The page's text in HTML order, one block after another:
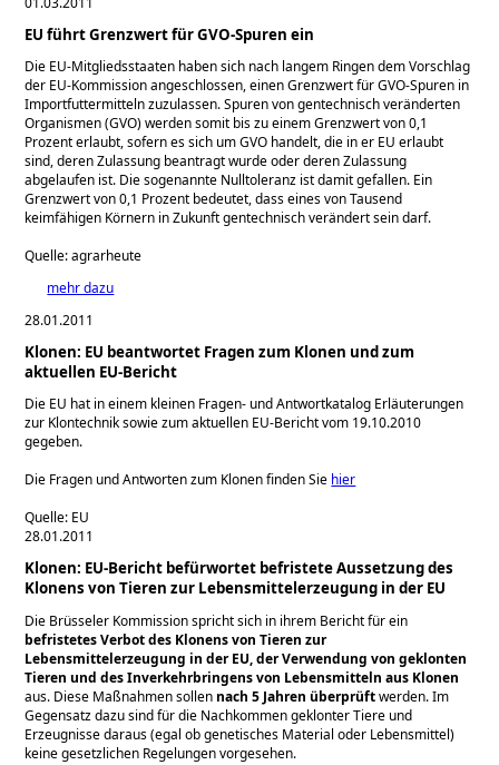
EU führt Grenzwert für GVO-Spuren ein
Die EU-Mitgliedsstaaten haben sich nach langem Ringen dem Vorschlag
der EU-Kommission angeschlossen, einen Grenzwert für GVO-Spuren in
Importfuttermitteln zuzulassen. Spuren von gentechnisch veränderten
Organismen (GVO) werden somit bis zu einem Grenzwert von 0,1
Prozent erlaubt, sofern es sich um GVO handelt, die in er EU erlaubt
sind, deren Zulassung beantragt wurde oder deren Zulassung
abgelaufen ist. Die sogenannte Nulltoleranz ist damit gefallen. Ein
Grenzwert von 0,1 Prozent bedeutet, dass eines von Tausend
keimfähigen Körnern in Zukunft gentechnisch verändert sein darf.
Quelle: agrarheute
mehr dazu
28.01.2011
Klonen: EU beantwortet Fragen zum Klonen und zum
aktuellen EU-Bericht
Die EU hat in einem kleinen Fragen- und Antwortkatalog Erläuterungen
zur Klontechnik sowie zum aktuellen EU-Bericht vom 19.10.2010
gegeben.
Die Fragen und Antworten zum Klonen finden Sie hier
Quelle: EU
28.01.2011
Klonen: EU-Bericht befürwortet befristete Aussetzung des
Klonens von Tieren zur Lebensmittelerzeugung in der EU
Die Brüsseler Kommission spricht sich in ihrem Bericht für ein
befristetes Verbot des Klonens von Tieren zur
Lebensmittelerzeugung in der EU, der Verwendung von geklonten
Tieren und des Inverkehrbringens von Lebensmitteln aus Klonen
aus. Diese Maßnahmen sollen nach 5 Jahren überprüftwerden. Im
Gegensatz dazu sind für die Nachkommen geklonter Tiere und
Erzeugnisse daraus (egal ob genetisches Material oder Lebensmittel)
keine gesetzlichen Regelungen vorgesehen.